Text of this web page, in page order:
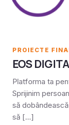
PROIECTE
EOS
Platforma ta
Sprijinim
să
să […]